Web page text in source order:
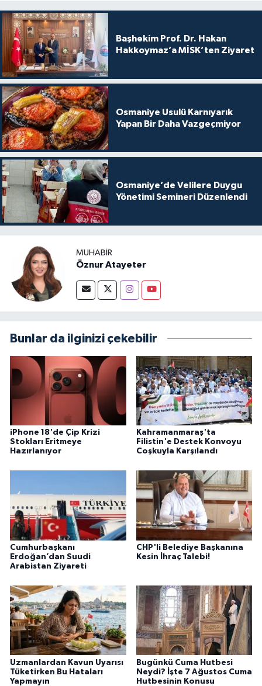
Başhekim Prof. Dr. Hakan
Hakkoymaz’a MİSK’ten Ziyaret
Osmaniye Usulü Karnıyarık
Yapan Bir Daha Vazgeçmiyor
Osmaniye’de Velilere Duygu
Yönetimi Semineri Düzenlendi
MUHABIR
Öznur Atayeter
Bunlar da ilginizi çekebilir
iPhone 18'de Çip Krizi
Stokları Eritmeye
Hazırlanıyor
Kahramanmaraş'ta
Filistin'e Destek Konvoyu
Coşkuyla Karşılandı
Cumhurbaşkanı
Erdoğan’dan Suudi
Arabistan Ziyareti
CHP'li Belediye Başkanına
Kesin İhraç Talebi!
Uzmanlardan Kavun Uyarısı
Tüketirken Bu Hataları
Yapmayın
Bugünkü Cuma Hutbesi
Neydi? İşte 7 Ağustos Cuma
Hutbesinin Konusu